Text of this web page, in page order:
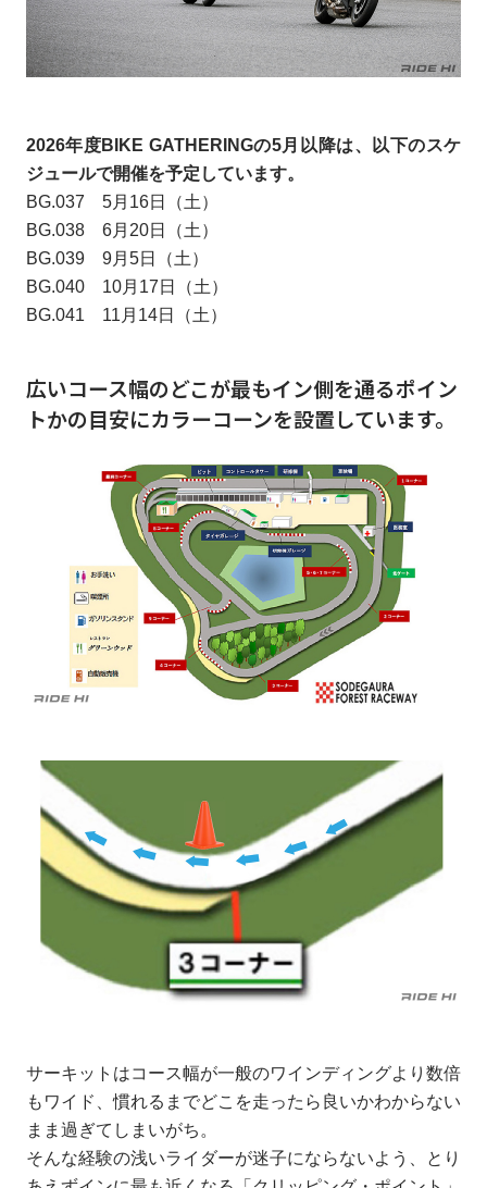
2026年度BIKE GATHERINGの5月以降は、以下のスケ
ジュールで開催を予定しています。
BG.037 5月16日（土）
BG.038 6月20日（土）
BG.039 9月5日（土）
BG.040 10月17日（土）
BG.041 11月14日（土）
広いコース幅のどこが最もイン側を通るポイン
トかの目安にカラーコーンを設置しています。
サーキットはコース幅が一般のワインディングより数倍
もワイド、慣れるまでどこを走ったら良いかわからない
まま過ぎてしまいがち。
そんな経験の浅いライダーが迷子にならないよう、とり